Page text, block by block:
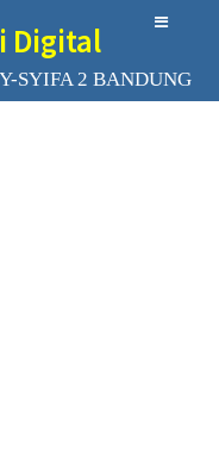
Digital
SYIFA 2 BANDUNG